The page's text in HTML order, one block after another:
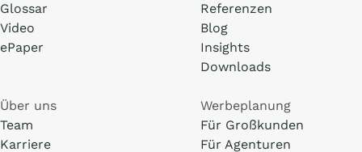
Glossar
Video
ePaper
Referenzen
Blog
Insights
Downloads
Über uns
Team
Karriere
Werbeplanung
Für Großkunden
Für Agenturen